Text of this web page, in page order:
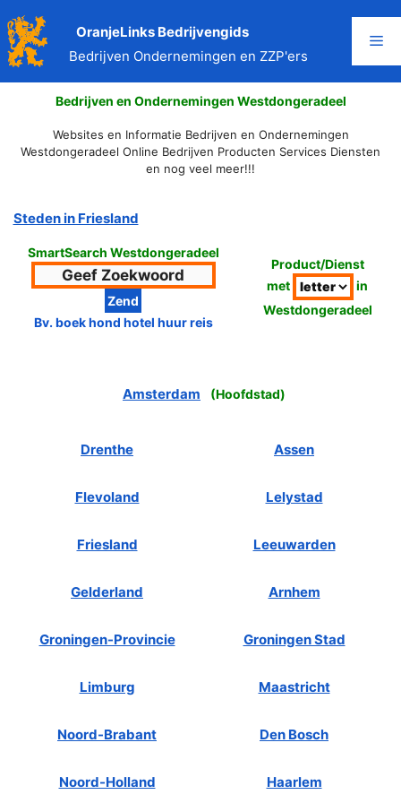
naar
de
inhoud
OranjeLinks Bedrijvengids
Bedrijven Ondernemingen en ZZP'ers
Bedrijven en Ondernemingen Westdongeradeel
Websites en Informatie Bedrijven en Ondernemingen
Westdongeradeel Online Bedrijven Producten Services Diensten
en nog veel meer!!!
Steden in Friesland
SmartSearch Westdongeradeel
Bv. boek hond hotel huur reis
Product/Dienst
met
in
Westdongeradeel
Amsterdam (Hoofdstad)
Drenthe Assen
Flevoland Lelystad
Friesland Leeuwarden
Gelderland Arnhem
Groningen-Provincie Groningen Stad
Limburg Maastricht
Noord-Brabant Den Bosch
Noord-Holland Haarlem